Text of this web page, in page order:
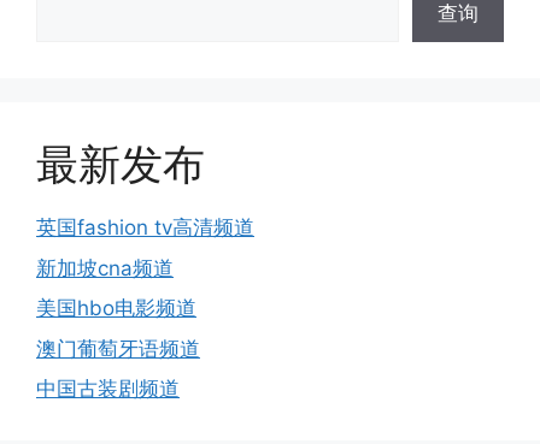
查询
最新发布
英国fashion tv高清频道
新加坡cna频道
美国hbo电影频道
澳门葡萄牙语频道
中国古装剧频道